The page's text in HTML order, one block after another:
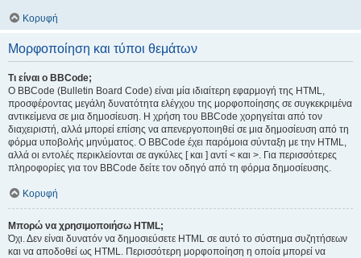
Κορυφή
Μορφοποίηση και τύποι θεμάτων
Τι είναι ο BBCode;
Ο BBCode (Bulletin Board Code) είναι μία ιδιαίτερη εφαρμογή της HTML,
προσφέροντας μεγάλη δυνατότητα ελέγχου της μορφοποίησης σε συγκεκριμένα
αντικείμενα σε μια δημοσίευση. Η χρήση του BBCode χορηγείται από τον
διαχειριστή, αλλά μπορεί επίσης να απενεργοποιηθεί σε μια δημοσίευση από τη
φόρμα υποβολής μηνύματος. Ο BBCode έχει παρόμοια σύνταξη με την HTML,
αλλά οι εντολές περικλείονται σε αγκύλες [ και ] αντί < και >. Για περισσότερες
πληροφορίες για τον BBCode δείτε τον οδηγό από τη φόρμα δημοσίευσης.
Κορυφή
Μπορώ να χρησιμοποιήσω HTML;
Όχι. Δεν είναι δυνατόν να δημοσιεύσετε HTML σε αυτό το σύστημα συζητήσεων
και να αποδοθεί ως HTML. Περισσότερη μορφοποίηση η οποία μπορεί να